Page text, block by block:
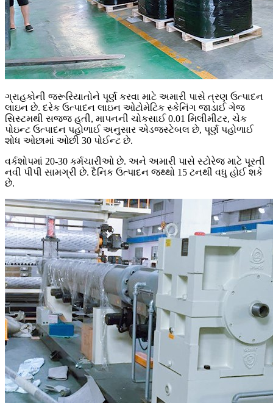
ગ્રાહકોની જરૂરિયાતોને પૂર્ણ કરવા માટે અમારી પાસે ત્રણ ઉત્પાદન
લાઇન છે. દરેક ઉત્પાદન લાઇન ઓટોમેટિક સ્કેનિંગ જાડાઈ ગેજ
સિસ્ટમથી સજ્જ હતી, માપનની ચોકસાઈ 0.01 મિલીમીટર, ચેક
પોઇન્ટ ઉત્પાદન પહોળાઈ અનુસાર એડજસ્ટેબલ છે, પૂર્ણ પહોળાઈ
શોધ ઓછામાં ઓછી 30 પોઈન્ટ છે.
વર્કશોપમાં 20-30 કર્મચારીઓ છે. અને અમારી પાસે સ્ટોરેજ માટે પૂરતી
નવી પીપી સામગ્રી છે. દૈનિક ઉત્પાદન જથ્થો 15 ટનથી વધુ હોઈ શકે
છે.